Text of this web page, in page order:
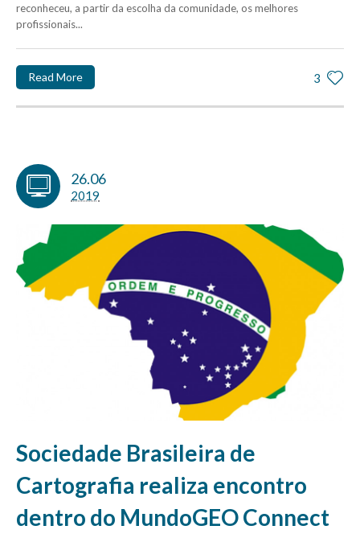
reconheceu, a partir da escolha da comunidade, os melhores
profissionais...
3
Read More
26.06
2019
Sociedade Brasileira de
Cartografia realiza encontro
dentro do MundoGEO Connect